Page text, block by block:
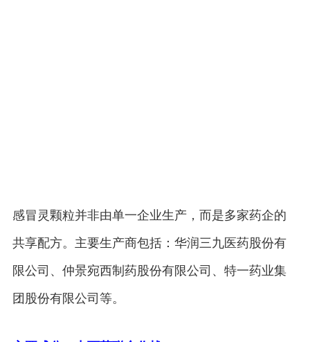
感冒灵颗粒并非由单一企业生产，而是多家药企的
共享配方。主要生产商包括：华润三九医药股份有
限公司、仲景宛西制药股份有限公司、特一药业集
团股份有限公司等。